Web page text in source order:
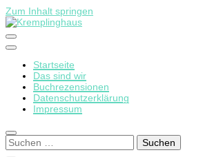
Zum Inhalt springen
Startseite
Das sind wir
Buchrezensionen
Datenschutzerklärung
Impressum
Suchen
nach: